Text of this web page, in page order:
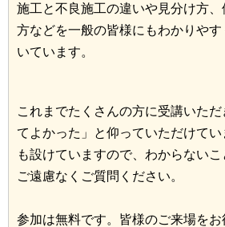
施工と不良施工の違いや見分け方
方などを一般の皆様にもわかりや
いています。
これまでたくさんの方に受講いた
てよかった」と仰っていただけて
も設けていますので、わからないこ
ご遠慮なくご質問ください。
参加は無料です。皆様のご来場をお